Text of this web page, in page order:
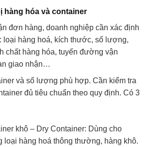
hàng hóa và container
đơn hàng, doanh nghiệp cần xác định
loại hàng hoá, kích thước, số lượng,
chất hàng hóa, tuyến đường vận
giao nhận…
và số lượng phù hợp. Cần kiểm tra
đủ tiêu chuẩn theo quy định. Có 3
khô – Dry Container: Dùng cho
loại hàng hoá thông thường, hàng khô.